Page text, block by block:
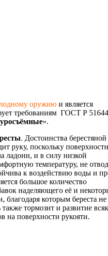
оружию и является
требованиям ГОСТ Р
».
. Достоинства берестяной
руку, поскольку
ладони, и в силу низкой
температуру, не
к воздействию воды и
большое количество
наделяющего её и
которым береста не
тормозит и развитие
на поверхности рукояти.